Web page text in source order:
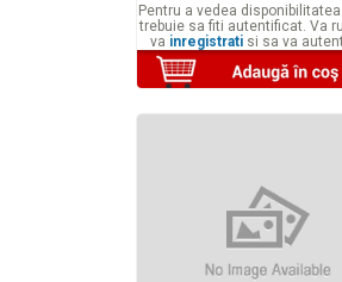
Pentru a vedea disponibilitatea
trebuie sa fiti autentificat. Va
va inregistrati si sa va